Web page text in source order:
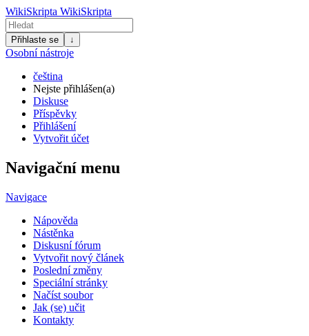
WikiSkripta WikiSkripta
Přihlaste se ↓
Osobní nástroje
čeština
Nejste přihlášen(a)
Diskuse
Příspěvky
Přihlášení
Vytvořit účet
Navigační menu
Navigace
Nápověda
Nástěnka
Diskusní fórum
Vytvořit nový článek
Poslední změny
Speciální stránky
Načíst soubor
Jak (se) učit
Kontakty